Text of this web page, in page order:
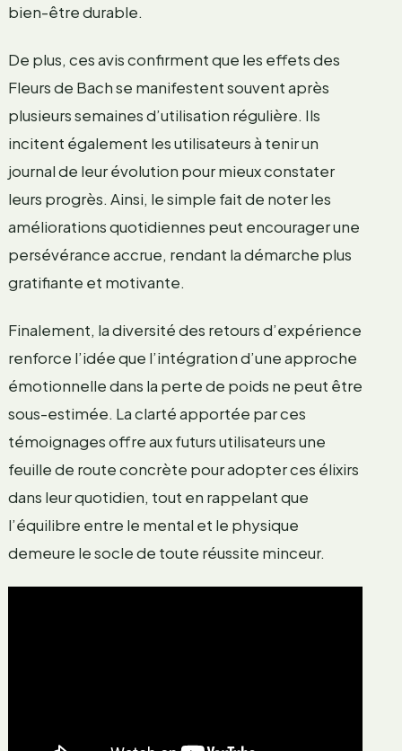
bien-être durable.
De plus, ces avis confirment que les effets des
Fleurs de Bach se manifestent souvent après
plusieurs semaines d’utilisation régulière. Ils
incitent également les utilisateurs à tenir un
journal de leur évolution pour mieux constater
leurs progrès. Ainsi, le simple fait de noter les
améliorations quotidiennes peut encourager une
persévérance accrue, rendant la démarche plus
gratifiante et motivante.
Finalement, la diversité des retours d’expérience
renforce l’idée que l’intégration d’une approche
émotionnelle dans la perte de poids ne peut être
sous-estimée. La clarté apportée par ces
témoignages offre aux futurs utilisateurs une
feuille de route concrète pour adopter ces élixirs
dans leur quotidien, tout en rappelant que
l’équilibre entre le mental et le physique
demeure le socle de toute réussite minceur.